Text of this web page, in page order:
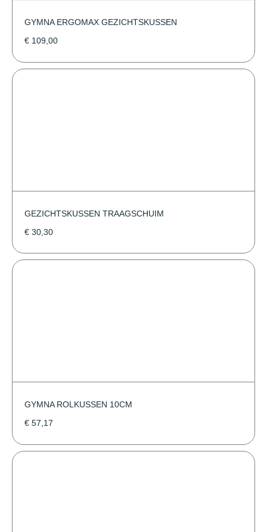
GYMNA ERGOMAX GEZICHTSKUSSEN
€ 109,00
GEZICHTSKUSSEN TRAAGSCHUIM
€ 30,30
GYMNA ROLKUSSEN 10CM
€ 57,17